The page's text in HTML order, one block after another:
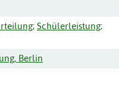
; Schülerleistung;
Berlin